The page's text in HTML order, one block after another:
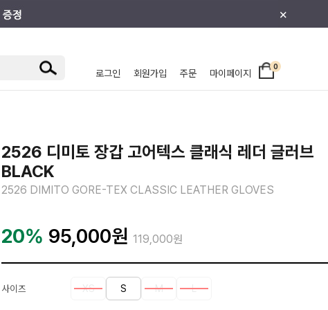
×
키즈/주니어 로그인 회원가입 주문 마이페이지
0
2526 디미토 장갑 고어텍스 클래식 레더 글러브
BLACK
2526 DIMITO GORE-TEX CLASSIC LEATHER GLOVES
20% 95,000원 119,000원
사이즈 XS S M L